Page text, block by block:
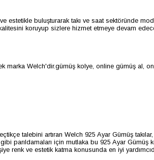
buluşturarak takı ve saat sektöründe
koruyup sizlere hizmet etmeye devam
marka Welch'dir.gümüş kolye, online gümüş al,
talebini artıran Welch 925 Ayar Gümüş
gibi parıldamaları için mutlaka bu 925 Ayar
ve estetik katma konusunda en iyi